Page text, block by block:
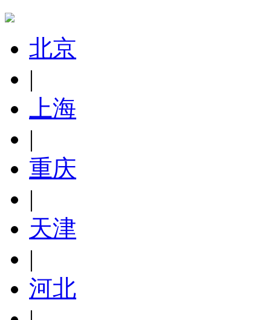
北京
|
上海
|
重庆
|
天津
|
河北